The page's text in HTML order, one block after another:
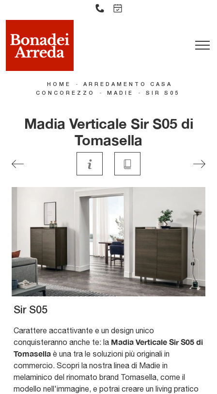
HOME -
ARREDAMENTO CASA
CONCOREZZO
- MADIE - SIR S05
Madia Verticale Sir S05 di
Tomasella
Sir S05
Carattere accattivante e un design unico
conquisteranno anche te: la Madia Verticale Sir S05 di
Tomasella è una tra le soluzioni più originali in
commercio. Scopri la nostra linea di Madie in
melaminico del rinomato brand Tomasella, come il
modello nell'immagine, e potrai creare un living pratico